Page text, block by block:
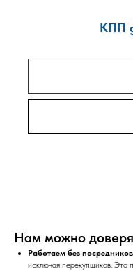
КПП
Нам можно
Работаем без
исключая перекупщиков. Это